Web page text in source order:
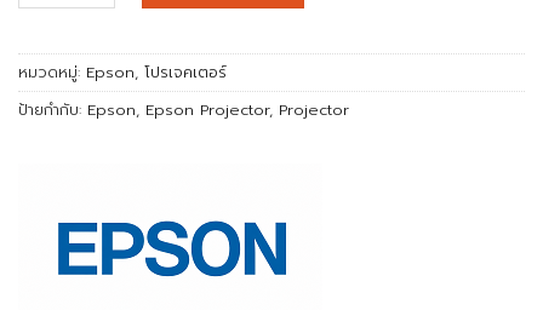
หมวดหมู่: Epson, โปรเจคเตอร์
ป้ายกำกับ: Epson, Epson Projector, Projector